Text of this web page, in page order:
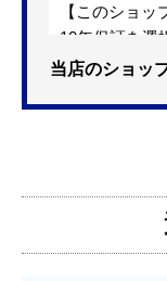
【このショッ
10年保証を選
プも有ったが
【その他感想
当店のショッ